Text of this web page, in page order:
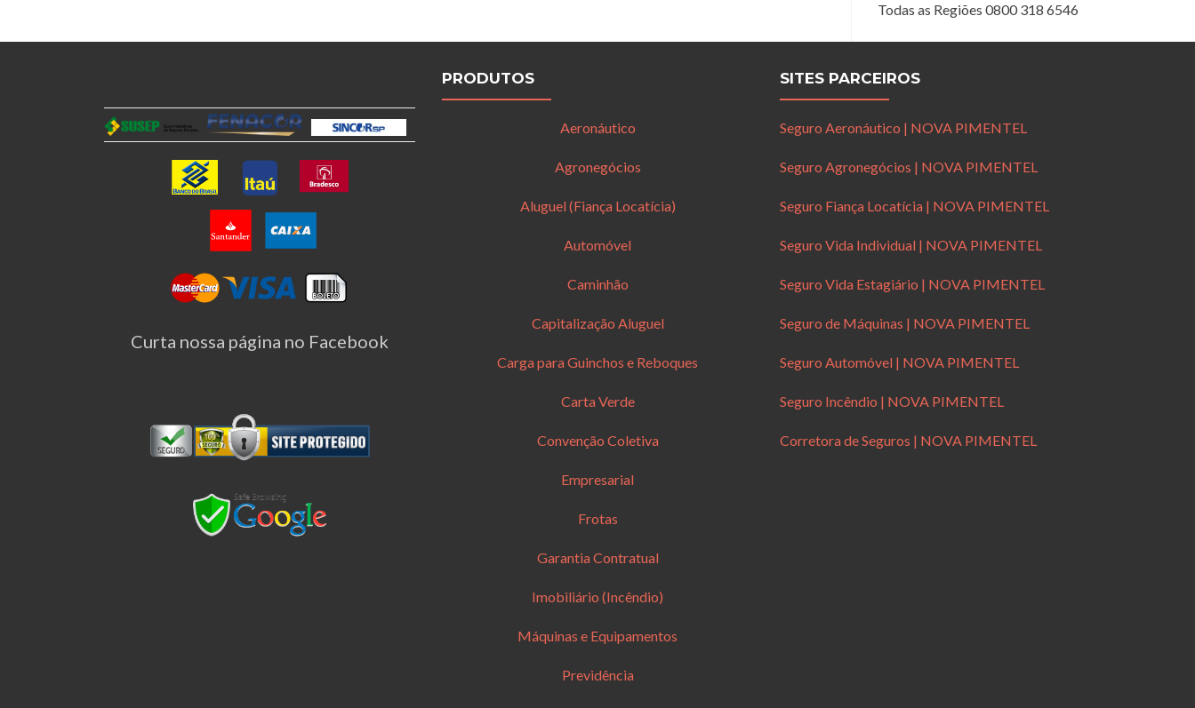
Todas as Regiões 0800 318 6546
Curta nossa página no Facebook
PRODUTOS
Aeronáutico
Agronegócios
Aluguel (Fiança Locatícia)
Automóvel
Caminhão
Capitalização Aluguel
Carga para Guinchos e Reboques
Carta Verde
Convenção Coletiva
Empresarial
Frotas
Garantia Contratual
Imobiliário (Incêndio)
Máquinas e Equipamentos
Previdência
SITES PARCEIROS
Seguro Aeronáutico | NOVA PIMENTEL
Seguro Agronegócios | NOVA PIMENTEL
Seguro Fiança Locatícia | NOVA PIMENTEL
Seguro Vida Individual | NOVA PIMENTEL
Seguro Vida Estagiário | NOVA PIMENTEL
Seguro de Máquinas | NOVA PIMENTEL
Seguro Automóvel | NOVA PIMENTEL
Seguro Incêndio | NOVA PIMENTEL
Corretora de Seguros | NOVA PIMENTEL